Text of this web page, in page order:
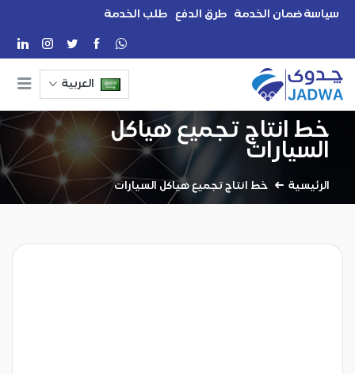
سياسة ضمان الخدمة طرق الدفع طلب الخدمة
العربية
خط انتاج تجميع هياكل
السيارات
الرئيسية خط انتاج تجميع هياكل السيارات